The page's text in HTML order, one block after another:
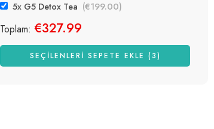
5x G5 Detox Tea (€199.00)
Toplam: €327.99
SEÇILENLERI SEPETE EKLE (3)